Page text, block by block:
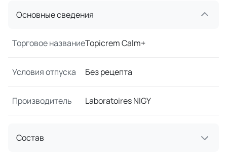
Основные сведения
Торговое названиеTopicrem Calm+
Условия отпуска Без рецепта
Производитель Laboratoires NIGY
Состав